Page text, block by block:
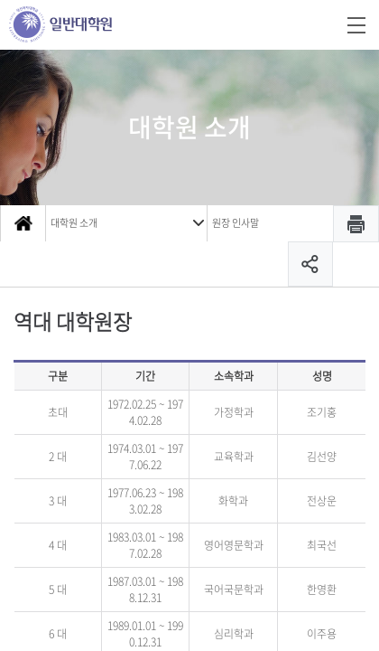
대학원 소개
대학원 소개 원장 인사말
역대 대학원장
구분 기간 소속학과 성명
초대
1972.02.25 ~ 197
4.02.28
가정학과 조기홍
2 대
1974.03.01 ~ 197
7.06.22
교육학과 김선양
3 대
1977.06.23 ~ 198
3.02.28
화학과 전상운
4 대
1983.03.01 ~ 198
7.02.28
영어영문학과 최국선
5 대
1987.03.01 ~ 198
8.12.31
국어국문학과 한영환
6 대
1989.01.01 ~ 199
0.12.31
심리학과 이주용